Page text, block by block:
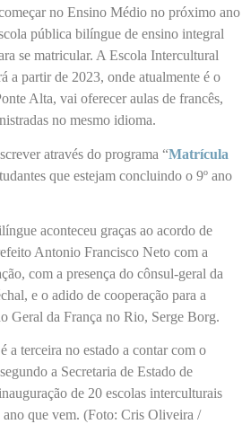
no Ensino Médio no próximo ano
pública bilíngue de ensino integral
se matricular. A Escola Intercultural
a partir de 2023, onde atualmente é o
Alta, vai oferecer aulas de francês,
no mesmo idioma.
através do programa “Matrícula
que estejam concluindo o 9º ano
aconteceu graças ao acordo de
Antonio Francisco Neto com a
com a presença do cônsul-geral da
e o adido de cooperação para a
Geral da França no Rio, Serge Borg.
a terceira no estado a contar com o
a Secretaria de Estado de
de 20 escolas interculturais
que vem. (Foto: Cris Oliveira /